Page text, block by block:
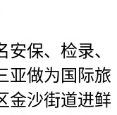
保、检录、
亚做为国际旅
金沙街道进鲜